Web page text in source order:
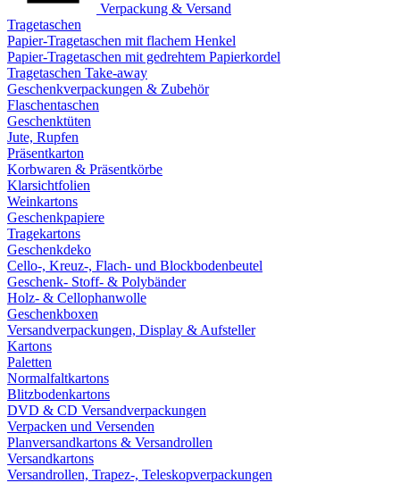
Verpackung & Versand
Tragetaschen
Papier-Tragetaschen mit flachem Henkel
Papier-Tragetaschen mit gedrehtem Papierkordel
Tragetaschen Take-away
Geschenkverpackungen & Zubehör
Flaschentaschen
Geschenktüten
Jute, Rupfen
Präsentkarton
Korbwaren & Präsentkörbe
Klarsichtfolien
Weinkartons
Geschenkpapiere
Tragekartons
Geschenkdeko
Cello-, Kreuz-, Flach- und Blockbodenbeutel
Geschenk- Stoff- & Polybänder
Holz- & Cellophanwolle
Geschenkboxen
Versandverpackungen, Display & Aufsteller
Kartons
Paletten
Normalfaltkartons
Blitzbodenkartons
DVD & CD Versandverpackungen
Verpacken und Versenden
Planversandkartons & Versandrollen
Versandkartons
Versandrollen, Trapez-, Teleskopverpackungen